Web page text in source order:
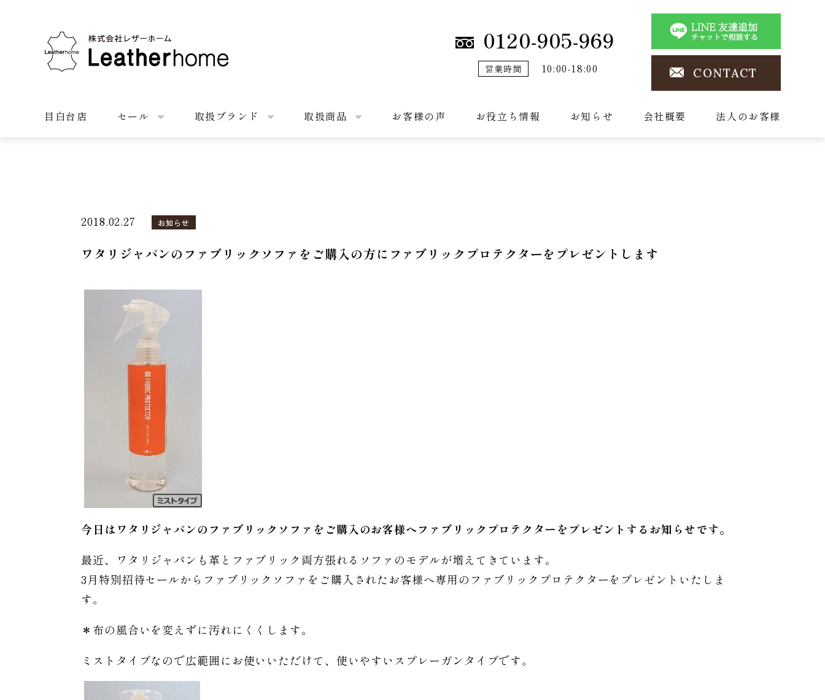
株式会社レザーホーム 0120-905-969
営業時間 10:00-18:00 CONTACT
目白台店 セール 取扱ブランド 取扱商品 お客様の声 お役立ち情報 お知らせ 会社概要 法人のお客様
2018.02.27 お知らせ
ワタリジャパンのファブリックソファをご購入の方にファブリックプロテクターをプレゼントします
今日はワタリジャパンのファブリックソファをご購入のお客様へファブリックプロテクターをプレゼントするお知らせです。
最近、ワタリジャパンも革とファブリック両方張れるソファのモデルが増えてきています。
3月特別招待セールからファブリックソファをご購入されたお客様へ専用のファブリックプロテクターをプレゼントいたしま
す。
＊布の風合いを変えずに汚れにくくします。
ミストタイプなので広範囲にお使いいただけて、使いやすいスプレーガンタイプです。